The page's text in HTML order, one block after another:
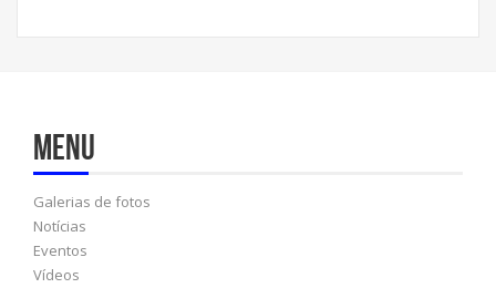
Menu
Galerias de fotos
Notícias
Eventos
Vídeos